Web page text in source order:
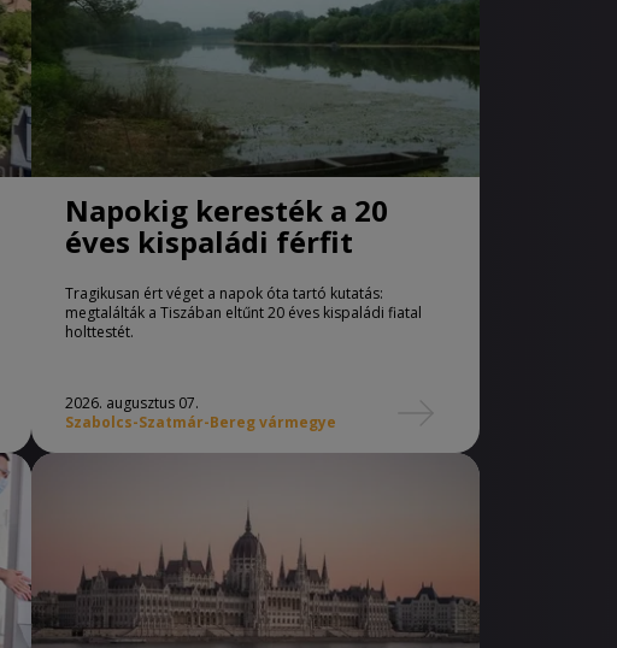
Napokig keresték a 20
éves kispaládi férfit
Tragikusan ért véget a napok óta tartó kutatás:
megtalálták a Tiszában eltűnt 20 éves kispaládi fiatal
holttestét.
2026. augusztus 07.
Szabolcs-Szatmár-Bereg vármegye